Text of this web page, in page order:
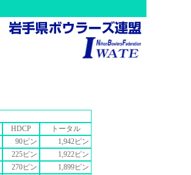
HDCP
トータル
90ピン
1,942ピン
225ピン
1,922ピン
270ピン
1,899ピン